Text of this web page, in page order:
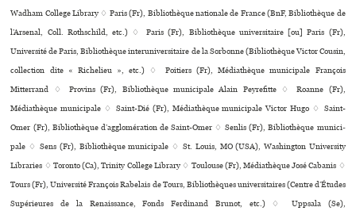
Wadham College Library ♢ Paris (Fr), Bibliothèque nationale de France (BnF, Bibliothèque de
l’Arsenal, Coll. Rothschild, etc.) ♢ Paris (Fr), Bibliothèque uni­ver­si­taire [ou] Paris (Fr),
Université de Paris, Bibliothèque inte­ru­ni­ver­si­taire de la Sorbonne (Bibliothèque Victor Cousin,
collection dite « Richelieu », etc.) ♢ Poitiers (Fr), Médiathèque muni­ci­pale François
Mitterrand ♢ Provins (Fr), Bibliothèque muni­ci­pale Alain Peyrefitte ♢ Roanne (Fr),
Médiathèque muni­ci­pale ♢ Saint-Dié (Fr), Médiathèque muni­ci­pale Victor Hugo ♢ Saint-
Omer (Fr), Bibliothèque d’agglo­mé­ra­tion de Saint-Omer ♢ Senlis (Fr), Bibliothèque muni­ci­
pale ♢ Sens (Fr), Bibliothèque muni­ci­pale ♢ St. Louis, MO (USA), Washington University
Libraries ♢ Toronto (Ca), Trinity College Library ♢ Toulouse (Fr), Médiathèque José Cabanis ♢
Tours (Fr), Université François Rabelais de Tours, Bibliothèques uni­ver­si­tai­res (Centre d’Études
Supérieures de la Renaissance, Fonds Ferdinand Brunot, etc.) ♢ Uppsala (Se),